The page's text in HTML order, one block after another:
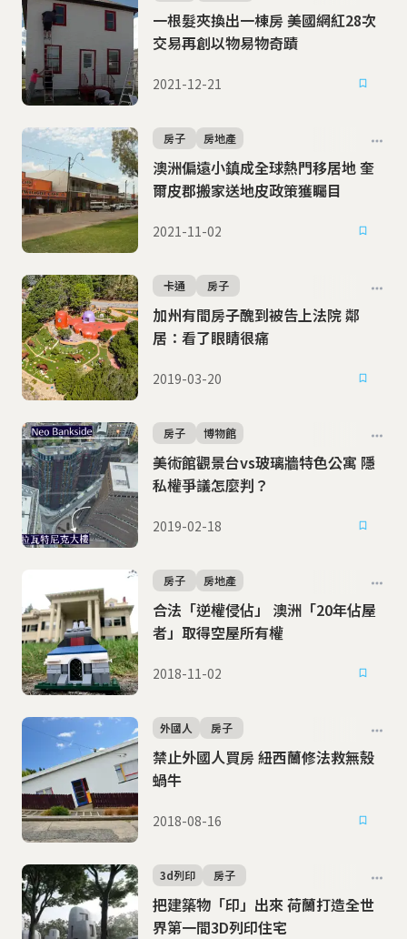
一根髮夾換出一棟房 美國網紅28次
交易再創以物易物奇蹟
2021-12-21
澳洲偏遠小鎮成全球熱門移居地 奎
爾皮郡搬家送地皮政策獲矚目
房子 房地產
2021-11-02
加州有間房子醜到被告上法院 鄰
居：看了眼睛很痛
卡通 房子
2019-03-20
美術館觀景台vs玻璃牆特色公寓 隱
私權爭議怎麼判？
房子 博物館
2019-02-18
合法「逆權侵佔」 澳洲「20年佔屋
者」取得空屋所有權
房子 房地產
2018-11-02
禁止外國人買房 紐西蘭修法救無殼
蝸牛
外國人 房子
2018-08-16
把建築物「印」出來 荷蘭打造全世
界第一間3D列印住宅
3d列印 房子